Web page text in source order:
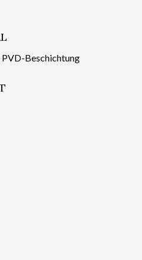
Beschichtung